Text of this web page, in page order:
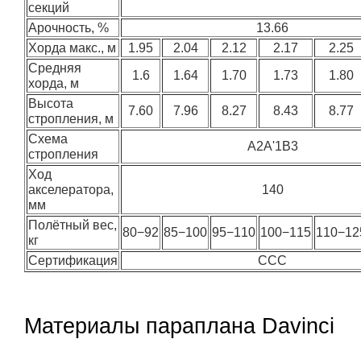
секций
Арочность, %
13.66
Хорда макс., м
1.95 2.04 2.12 2.17
2.25
Средняя
хорда, м
1.6 1.64 1.70 1.73 1.80
Высота
стропления, м
7.60 7.96 8.27 8.43 8.77
Схема
стропления
A2A'1B3
Ход
акселератора,
мм
140
Полётный вес,
кг
80−92 85−100 95−110 100−115
Сертификация CCC
Материалы параплана Davinci